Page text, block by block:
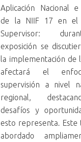
Aplicación Nacional
de la NIIF 17 en el
Supervisor:
exposición se
la implementación de
afectará el
supervisión a nivel
regional,
desafíos y
esto representa. Este
abordado